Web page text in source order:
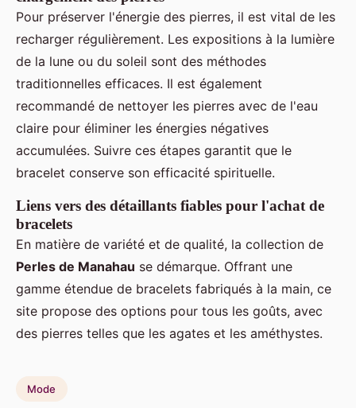
Pour préserver l'énergie des pierres, il est vital de les
recharger régulièrement. Les expositions à la lumière
de la lune ou du soleil sont des méthodes
traditionnelles efficaces. Il est également
recommandé de nettoyer les pierres avec de l'eau
claire pour éliminer les énergies négatives
accumulées. Suivre ces étapes garantit que le
bracelet conserve son efficacité spirituelle.
Liens vers des détaillants fiables pour l'achat de
bracelets
En matière de variété et de qualité, la collection de
Perles de Manahau se démarque. Offrant une
gamme étendue de bracelets fabriqués à la main, ce
site propose des options pour tous les goûts, avec
des pierres telles que les agates et les améthystes.
Mode